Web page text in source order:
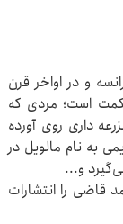
و در اواخر قرن
است؛ مردی که
داری روی آورده
به نام مالویل در
و...
قاضی را انتشارات